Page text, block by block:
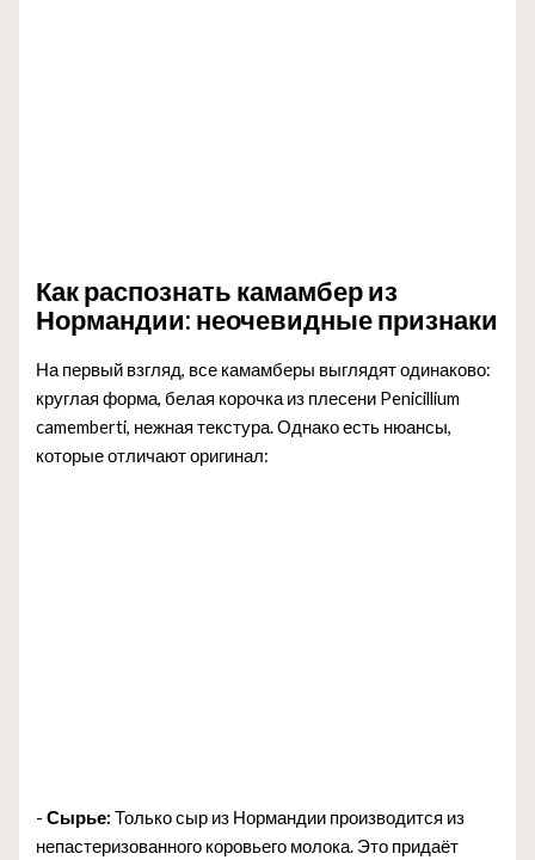
Как распознать камамбер из
Нормандии: неочевидные признаки
На первый взгляд, все камамберы выглядят одинаково:
круглая форма, белая корочка из плесени Penicillium
camemberti, нежная текстура. Однако есть нюансы,
которые отличают оригинал:
-Сырье: Только сыр из Нормандии производится из
непастеризованного коровьего молока. Это придаёт